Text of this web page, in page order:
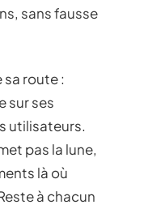
sans fausse
route :
sur ses
utilisateurs.
pas la lune,
là où
à chacun